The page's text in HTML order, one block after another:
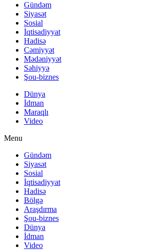
Gündəm
Siyasət
Sosial
İqtisadiyyat
Hadisə
Cəmiyyət
Mədəniyyət
Səhiyyə
Şou-biznes
Dünya
İdman
Maraqlı
Video
Menu
Gündəm
Siyasət
Sosial
İqtisadiyyat
Hadisə
Bölgə
Araşdırma
Şou-biznes
Dünya
İdman
Video